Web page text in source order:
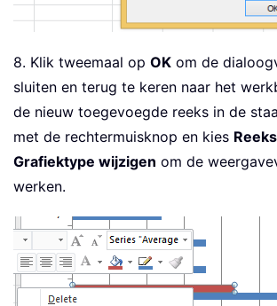
8. Klik tweemaal op OK om de
sluiten en terug te keren naar het
de nieuw toegevoegde reeks in de
met de rechtermuisknop en kies
Grafiektype wijzigen om de
werken.